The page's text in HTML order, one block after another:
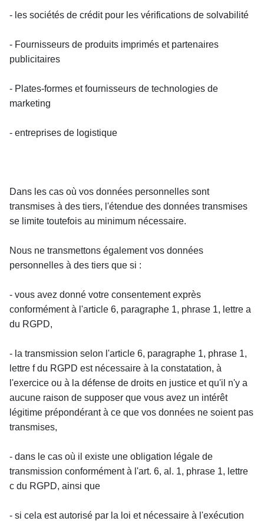
- les sociétés de crédit pour les vérifications de solvabilité
- Fournisseurs de produits imprimés et partenaires
publicitaires
- Plates-formes et fournisseurs de technologies de
marketing
- entreprises de logistique
Dans les cas où vos données personnelles sont
transmises à des tiers, l'étendue des données transmises
se limite toutefois au minimum nécessaire.
Nous ne transmettons également vos données
personnelles à des tiers que si :
- vous avez donné votre consentement exprès
conformément à l'article 6, paragraphe 1, phrase 1, lettre a
du RGPD,
- la transmission selon l'article 6, paragraphe 1, phrase 1,
lettre f du RGPD est nécessaire à la constatation, à
l'exercice ou à la défense de droits en justice et qu'il n'y a
aucune raison de supposer que vous avez un intérêt
légitime prépondérant à ce que vos données ne soient pas
transmises,
- dans le cas où il existe une obligation légale de
transmission conformément à l'art. 6, al. 1, phrase 1, lettre
c du RGPD, ainsi que
- si cela est autorisé par la loi et nécessaire à l'exécution